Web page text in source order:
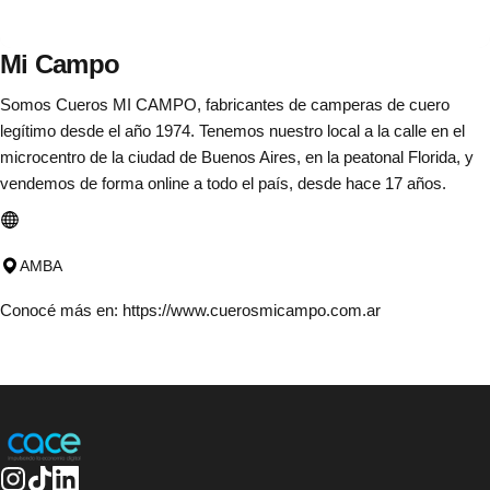
Mi Campo
Somos Cueros MI CAMPO, fabricantes de camperas de cuero
legítimo desde el año 1974. Tenemos nuestro local a la calle en el
microcentro de la ciudad de Buenos Aires, en la peatonal Florida, y
vendemos de forma online a todo el país, desde hace 17 años.
AMBA
Conocé más en: https://www.cuerosmicampo.com.ar
CACE | Cámara Argentina de Comercio Electrónico